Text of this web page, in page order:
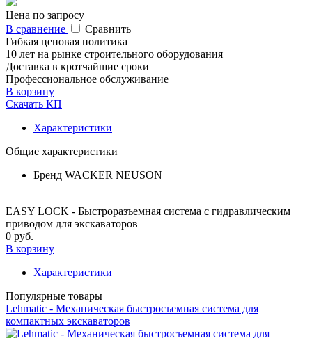
Цена по запросу
В сравнение
Сравнить
Гибкая ценовая политика
10 лет на рынке строительного оборудования
Доставка в кротчайшие сроки
Профессиональное обслуживание
В корзину
Скачать КП
Характеристики
Общие характеристики
Бренд WACKER NEUSON
EASY LOCK - Быстроразъемная система с гидравлическим
приводом для экскаваторов
0 руб.
В корзину
Характеристики
Популярные товары
Lehmatic - Механическая быстросъемная система для
компактных экскаваторов